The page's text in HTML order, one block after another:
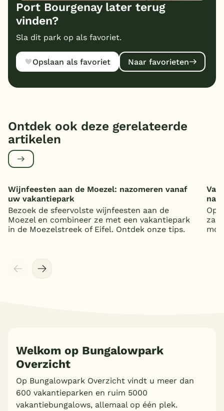
Port Bourgenay later terug
vinden?
Sla dit park op als favoriet.
Opslaan als favoriet Naar favorieten
Ontdek ook deze gerelateerde
artikelen
Wijnfeesten aan de Moezel: nazomeren vanaf
uw vakantiepark
Bezoek de sfeervolste wijnfeesten aan de
Moezel en combineer ze met een vakantiepark
in de Moezelstreek of Eifel. Ontdek onze tips.
Op
Welkom op Bungalowpark
Overzicht
Op Bungalowpark Overzicht vindt u meer dan
600 vakantieparken en ruim 5000
vakantiebungalows, allemaal op één plek.